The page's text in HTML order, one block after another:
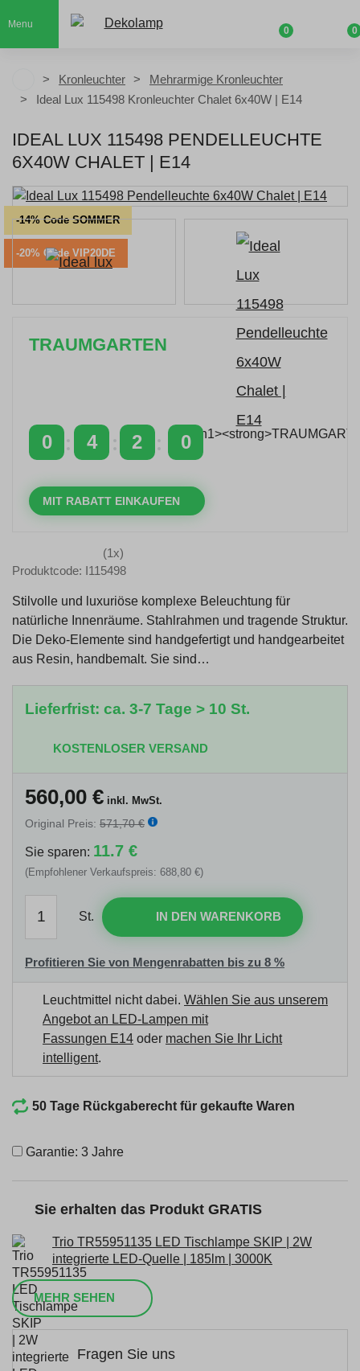
Menu
0 0
Kronleuchter
Mehrarmige Kronleuchter
Ideal Lux 115498 Kronleuchter Chalet 6x40W | E14
IDEAL LUX 115498 PENDELLEUCHTE
6X40W CHALET | E14
-14% Code SOMMER
-20% Code VIP20DE
TRAUMGARTEN
0 4 1 59
MIT RABATT EINKAUFEN
(1x)
Produktcode: I115498
Stilvolle und luxuriöse komplexe Beleuchtung für
natürliche Innenräume. Stahlrahmen und tragende Struktur.
Die Deko-Elemente sind handgefertigt und handgearbeitet
aus Resin, handbemalt. Sie sind…
Lieferfrist: ca. 3-7 Tage > 10 St.
KOSTENLOSER VERSAND
560,00 € inkl. MwSt.
Original Preis: 571,70 €
Sie sparen: 11.7 €
(Empfohlener Verkaufspreis: 688,80 €)
St. IN DEN WARENKORB
Profitieren Sie von Mengenrabatten bis zu 8 %
Leuchtmittel nicht dabei. Wählen Sie aus unserem
Angebot an LED-Lampen mit
Fassungen E14 oder machen Sie Ihr Licht
intelligent.
50 Tage Rückgaberecht für gekaufte Waren
Garantie: 3 Jahre
Sie erhalten das Produkt GRATIS
Trio TR55951135 LED Tischlampe SKIP | 2W
integrierte LED-Quelle | 185lm | 3000K
MEHR SEHEN
Fragen Sie uns